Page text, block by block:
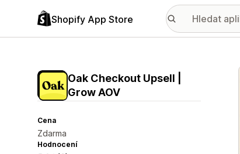
Shopify App Store
Oak Checkout Upsell |
Grow AOV
Cena
Zdarma
Hodnocení